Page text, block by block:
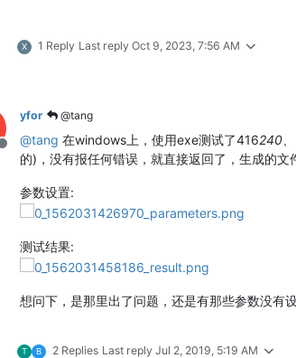
X 1 Reply Last reply Oct 9, 2023, 7:56 AM
Offline
yfor @tang
@tang 在windows上，使用exe测试了416240
的)，没有报任何错误，就直接返回了，生成的文
参数设置:
测试结果:
想问下，是那里出了问题，还是有那些参数没有
T B 2 Replies Last reply Jul 2, 2019, 5:19 AM